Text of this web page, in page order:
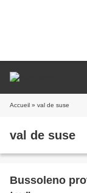
Accueil » val de suse
val de suse
Bussoleno